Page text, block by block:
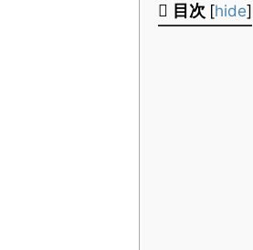
目次 [hide]